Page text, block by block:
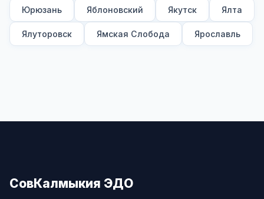
Юрюзань Яблоновский Якутск Ялта
Ялуторовск Ямская Слобода Ярославль
СовКалмыкия ЭДО